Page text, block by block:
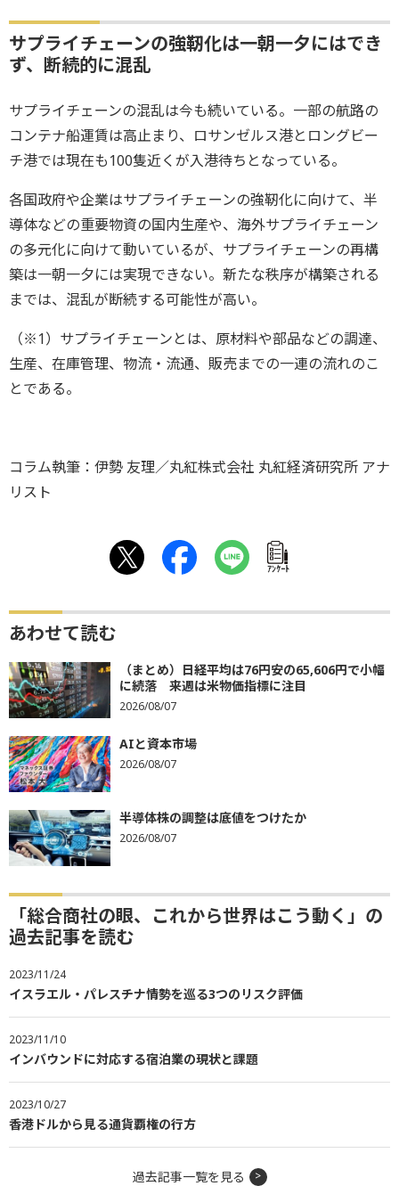
サプライチェーンの強靭化は一朝一夕にはでき
ず、断続的に混乱
サプライチェーンの混乱は今も続いている。一部の航路の
コンテナ船運賃は高止まり、ロサンゼルス港とロングビー
チ港では現在も100隻近くが入港待ちとなっている。
各国政府や企業はサプライチェーンの強靭化に向けて、半
導体などの重要物資の国内生産や、海外サプライチェーン
の多元化に向けて動いているが、サプライチェーンの再構
築は一朝一夕には実現できない。新たな秩序が構築される
までは、混乱が断続する可能性が高い。
（※1）サプライチェーンとは、原材料や部品などの調達、
生産、在庫管理、物流・流通、販売までの一連の流れのこ
とである。
コラム執筆：伊勢 友理／丸紅株式会社 丸紅経済研究所 アナ
リスト
ｱﾝｹｰﾄ
あわせて読む
（まとめ）日経平均は76円安の65,606円で小幅
に続落 来週は米物価指標に注目
2026/08/07
AIと資本市場
2026/08/07
半導体株の調整は底値をつけたか
2026/08/07
「総合商社の眼、これから世界はこう動く」の
過去記事を読む
2023/11/24
イスラエル・パレスチナ情勢を巡る3つのリスク評価
2023/11/10
インバウンドに対応する宿泊業の現状と課題
2023/10/27
香港ドルから見る通貨覇権の行方
過去記事一覧を見る